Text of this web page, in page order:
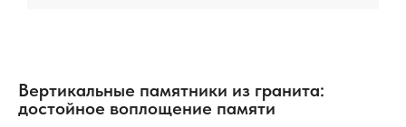
Вертикальные памятники из гранита:
достойное воплощение памяти